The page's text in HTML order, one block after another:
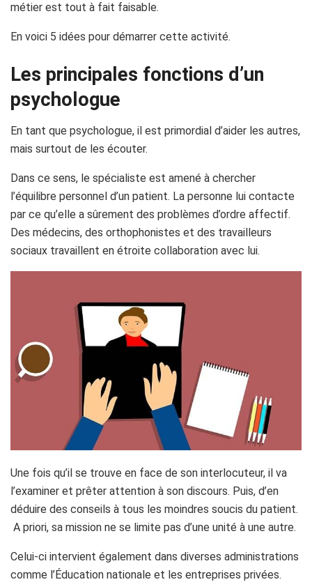
métier est tout à fait faisable.
En voici 5 idées pour démarrer cette activité.
Les principales fonctions d’un
psychologue
En tant que psychologue, il est primordial d’aider les autres,
mais surtout de les écouter.
Dans ce sens, le spécialiste est amené à chercher
l’équilibre personnel d’un patient. La personne lui contacte
par ce qu’elle a sûrement des problèmes d’ordre affectif.
Des médecins, des orthophonistes et des travailleurs
sociaux travaillent en étroite collaboration avec lui.
Une fois qu’il se trouve en face de son interlocuteur, il va
l’examiner et prêter attention à son discours. Puis, d’en
déduire des conseils à tous les moindres soucis du patient.
A priori, sa mission ne se limite pas d’une unité à une autre.
Celui-ci intervient également dans diverses administrations
comme l’Éducation nationale et les entreprises privées.